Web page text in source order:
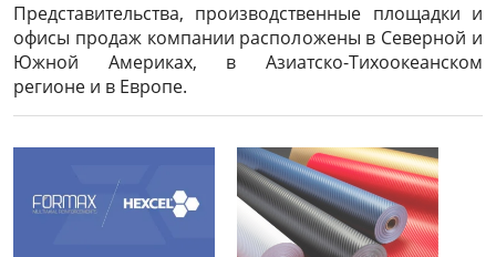
Представительства, производственные площадки и
офисы продаж компании расположены в Северной и
Южной Америках, в Азиатско-Тихоокеанском
регионе и в Европе.